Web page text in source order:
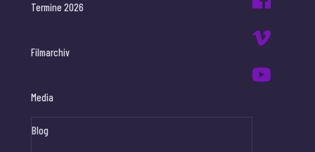
Termine 2026
Filmarchiv
Media
Blog